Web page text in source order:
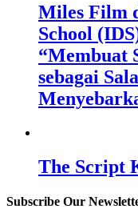
Miles Film
School
“Membuat
sebagai
The Script
Subscribe Our